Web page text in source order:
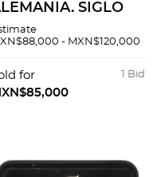
SIGLO
Elaborada en
y plata
total: 1,470.3 g.
- MXN$120,000
1 Bid
for